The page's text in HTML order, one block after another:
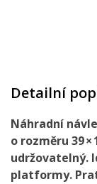
Detailní
Náhradní
o rozměru 39 ×
udržovatelný.
platformy.